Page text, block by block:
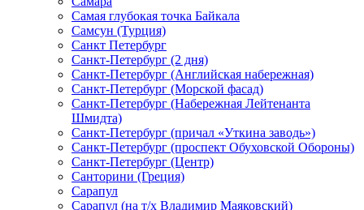
Самая глубокая точка Байкала
Самсун (Турция)
Санкт Петербург
Санкт-Петербург (2 дня)
Санкт-Петербург (Английская набережная)
Санкт-Петербург (Морской фасад)
Санкт-Петербург (Набережная Лейтенанта
Шмидта)
Санкт-Петербург (причал «Уткина заводь»)
Санкт-Петербург (проспект Обуховской Обороны)
Санкт-Петербург (Центр)
Санторини (Греция)
Сарапул
Сарапул (на т/х Владимир Маяковский)